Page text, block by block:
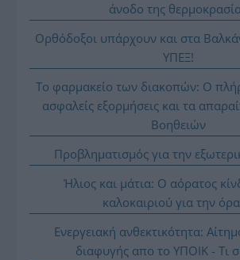
άνοδο της
Ορθόδοξοι υπάρχουν και στα
ΥΠΕΞ!
Το φαρμακείο των διακοπών: Ο
ασφαλείς εξορμήσεις και τα
Βοηθειών
Προβληματισμός για την
Ήλιος και μάτια: Ο αόρατος
καλοκαιριού για την
Ενεργειακή ανθεκτικότητα:
διαφυγής απο το ΥΠΟΙΚ - Τι